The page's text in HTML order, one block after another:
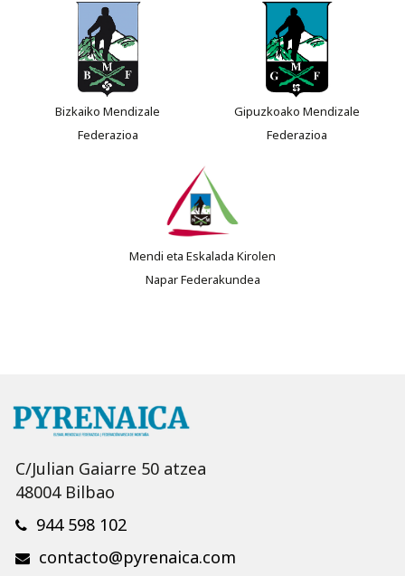
Bizkaiko Mendizale
Federazioa
Gipuzkoako Mendizale
Federazioa
Mendi eta Eskalada Kirolen
Napar Federakundea
C/Julian Gaiarre 50 atzea
48004 Bilbao
944 598 102
contacto@pyrenaica.com